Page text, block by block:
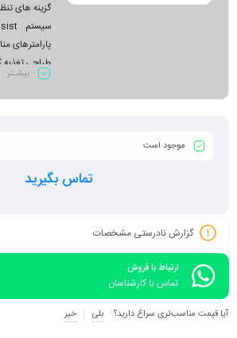
گزینه های
پارامترهای
طراحی تغذیه
سیستم جرقه
قاب
بیشـتر
موجود است
تماس بگیرید
گزارش نادرستی مشخصات
ارتباط با فروش
تماس با کارشناسان
آیا قیمت مناسب‌تری سراغ دارید؟ بلی خیر